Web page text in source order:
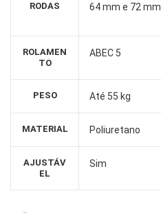
RODAS
ROLAMEN
TO
PESO
MATERIAL
AJUSTÁV
EL
64 mm e 72 mm
ABEC 5
Até 55 kg
Poliuretano
Sim